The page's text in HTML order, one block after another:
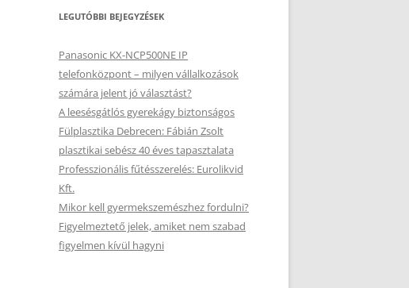
LEGUTÓBBI BEJEGYZÉSEK
Panasonic KX-NCP500NE IP
telefonközpont – milyen vállalkozások
számára jelent jó választást?
A leesésgátlós gyerekágy biztonságos
Fülplasztika Debrecen: Fábián Zsolt
plasztikai sebész 40 éves tapasztalata
Professzionális fűtésszerelés: Eurolikvid
Kft.
Mikor kell gyermekszemészhez fordulni?
Figyelmeztető jelek, amiket nem szabad
figyelmen kívül hagyni